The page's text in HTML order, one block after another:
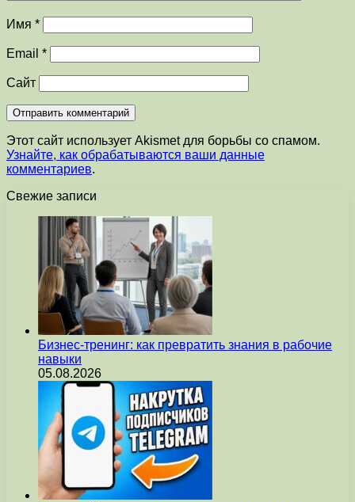
Имя *
Email *
Сайт
Этот сайт использует Akismet для борьбы со спамом.
Узнайте, как обрабатываются ваши данные
комментариев.
Свежие записи
Бизнес-тренинг: как превратить знания в рабочие
навыки
05.08.2026